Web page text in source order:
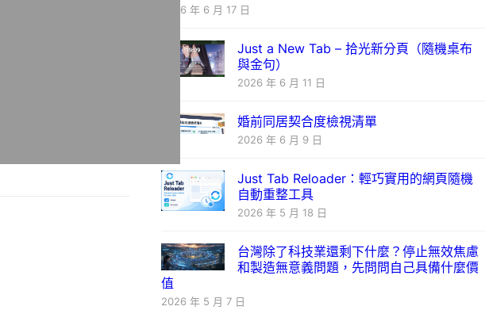
2026 年 6 月 17 日
Just a New Tab – 拾光新分頁（隨機桌布
與金句）
2026 年 6 月 11 日
婚前同居契合度檢視清單
2026 年 6 月 9 日
Just Tab Reloader：輕巧實用的網頁隨機
自動重整工具
2026 年 5 月 18 日
台灣除了科技業還剩下什麼？停止無效焦慮
和製造無意義問題，先問問自己具備什麼價
值
2026 年 5 月 7 日